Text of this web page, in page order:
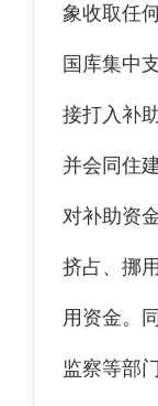
象收取任
国库集中
接打入补
并会同住
对补助资
挤占、挪
用资金。
监察等部